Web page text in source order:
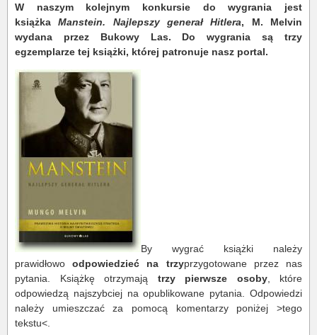
W naszym kolejnym konkursie do wygrania jest
książkaManstein. Najlepszy generał Hitlera, M. Melvin
wydana przez Bukowy Las. Do wygrania są trzy
egzemplarze tej książki, której patronuje nasz portal.
By wygrać książki należy
prawidłowoodpowiedzieć na trzyprzygotowane przez nas
pytania. Książkę otrzymają trzy pierwsze osoby, które
odpowiedzą najszybciej na opublikowane pytania. Odpowiedzi
należy umieszczać za pomocą komentarzy poniżej >tego
tekstu<.